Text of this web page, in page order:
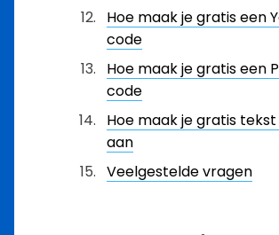
Hoe maak je gratis een
code
Hoe maak je gratis een
code
Hoe maak je gratis
aan
Veelgestelde vragen